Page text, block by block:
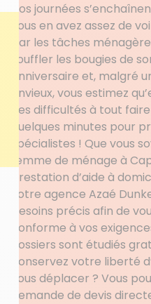
Vos journées
vous en avez assez de
par les tâches
souffler les bougies de
anniversaire et, malgré
envieux, vous estimez
des difficultés à tout
quelques minutes pour
spécialistes ! Que vous
femme de ménage à
prestation d’aide à
votre agence Azaé
besoins précis afin de
conforme à vos
dossiers sont étudiés
conservez votre liberté
vous déplacer ? Vous
demande de devis